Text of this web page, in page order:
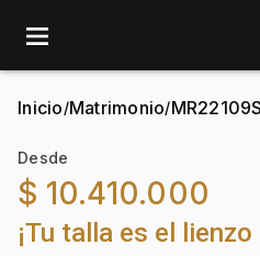
menu
Inicio/Matrimonio/
Desde
$ 10.410.000
¡Tu talla es el